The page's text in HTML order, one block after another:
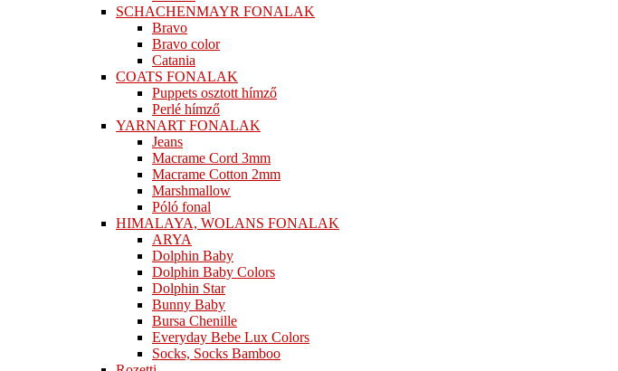
SCHACHENMAYR FONALAK
Bravo
Bravo color
Catania
COATS FONALAK
Puppets osztott hímző
Perlé hímző
YARNART FONALAK
Jeans
Macrame Cord 3mm
Macrame Cotton 2mm
Marshmallow
Póló fonal
HIMALAYA, WOLANS FONALAK
ARYA
Dolphin Baby
Dolphin Baby Colors
Dolphin Star
Bunny Baby
Bursa Chenille
Everyday Bebe Lux Colors
Socks, Socks Bamboo